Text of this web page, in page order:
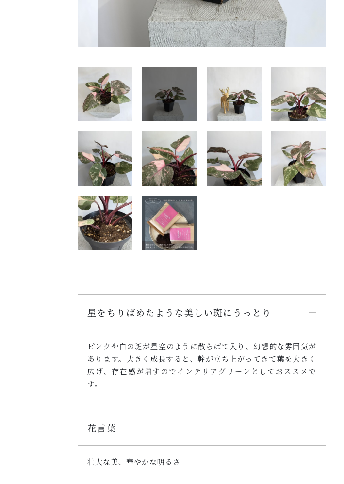
星をちりばめたような美しい斑にうっとり
ピンクや白の斑が星空のように散らばて入り、幻想的な雰囲気が
あります。大きく成長すると、幹が立ち上がってきて葉を大きく
広げ、存在感が増すのでインテリアグリーンとしておススメで
す。
花言葉
壮大な美、華やかな明るさ